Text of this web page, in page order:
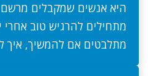
היא אנשים שמקבלים מרשם
מתחילים להרגיש טוב אחרי
מתלבטים אם להמשיך, איך